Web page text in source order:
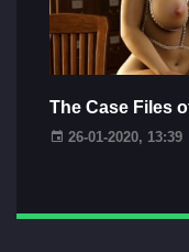
The Case Files
26-01-2020,